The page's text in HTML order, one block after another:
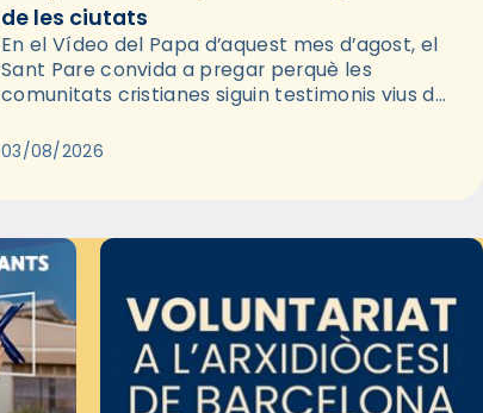
de les ciutats
En el Vídeo del Papa d’aquest mes d’agost, el
Sant Pare convida a pregar perquè les
comunitats cristianes siguin testimonis vius de
pregària, el…
03/08/2026